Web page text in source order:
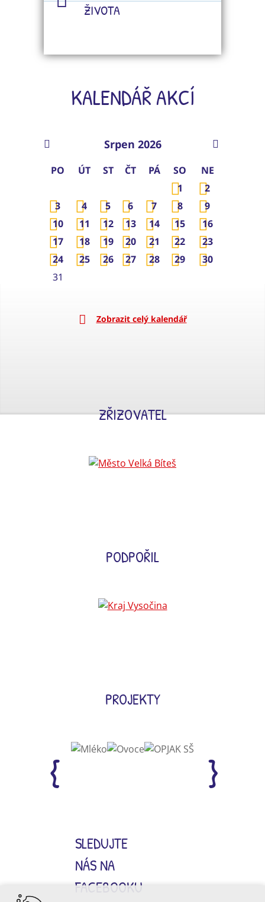
ŽIVOTA
KALENDÁŘ AKCÍ
Srpen 2026
PO ÚT ST ČT PÁ SO
NE
1
2
3
4 5 6 7 8
9
10
11 12 13 14 15
16
17
18 19 20 21 22
23
24
25 26 27 28 29
30
31
Zobrazit celý kalendář
ZŘIZOVATEL
PODPOŘIL
PROJEKTY
SLEDUJTE
NÁS NA
FACEBOOKU